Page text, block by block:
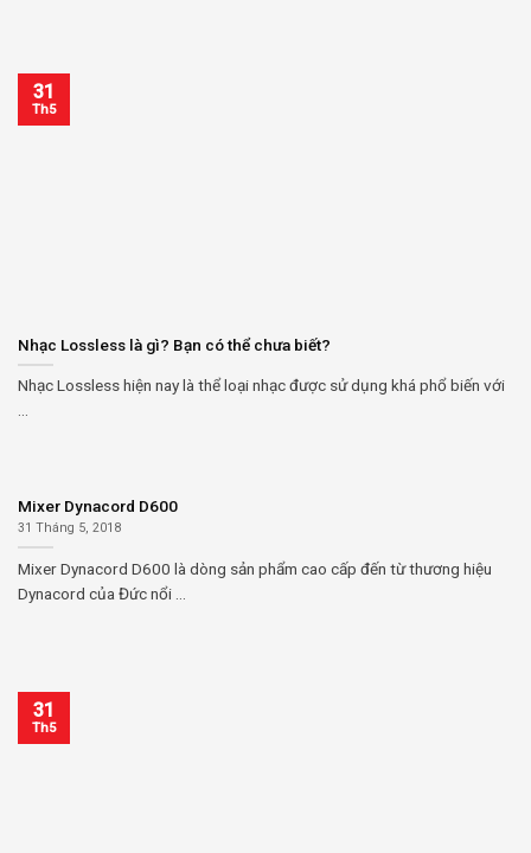
Nhạc Lossless là gì? Bạn có thể chưa biết?
Nhạc Lossless hiện nay là thể loại nhạc được sử dụng khá phổ biến với
...
31
Th5
Mixer Dynacord D600
31 Tháng 5, 2018
Mixer Dynacord D600 là dòng sản phẩm cao cấp đến từ thương hiệu
Dynacord của Đức nổi ...
31
Th5